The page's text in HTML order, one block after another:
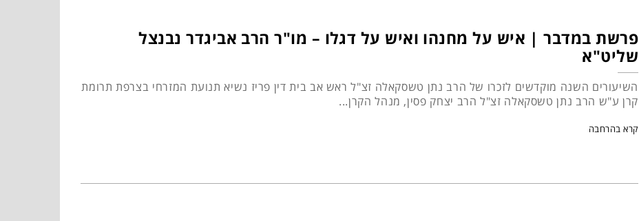
פרשת במדבר | איש על מחנהו ואיש על דגלו – מו"ר הרב אביגדר נבנצל
שליט"א
השיעורים השנה מוקדשים לזכרו של הרב נתן טשסקאלה זצ"ל ראש אב בית דין פריז נשיא תנועת המזרחי בצרפת תרומת
קרן ע"ש הרב נתן טשסקאלה זצ"ל הרב יצחק פסין, מנהל הקרן...
קרא בהרחבה